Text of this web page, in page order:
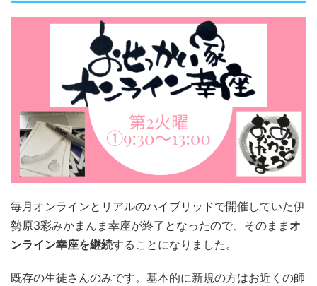
毎月オンラインとリアルのハイブリッドで開催していた伊
勢原3彩みかまんま幸座が終了となったので、そのまま オ
ンライン幸座を継続することになりました。
既存の生徒さんのみです。基本的に新規の方はお近くの師